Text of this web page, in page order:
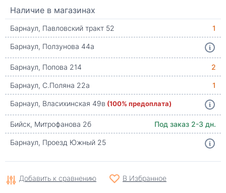
Наличие в магазинах
Барнаул, Павловский тракт 52
1
Барнаул, Ползунова 44а
Барнаул, Попова 214
2
Барнаул, С.Поляна 22а
1
Барнаул, Власихинская 49в (100% предоплата)
Бийск, Митрофанова 2б
Под заказ 2-3 дн.
Барнаул, Проезд Южный 25
Добавить к сравнению В Избранное